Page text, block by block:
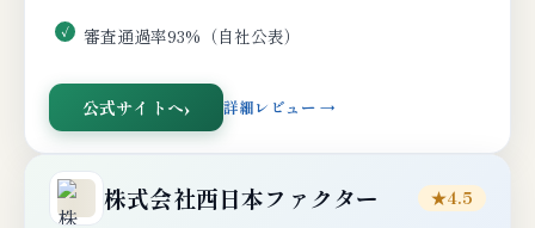
審査通過率93%（自社公表）
公式サイトへ 詳細レビュー →
株式会社西日本ファクター ★4.5